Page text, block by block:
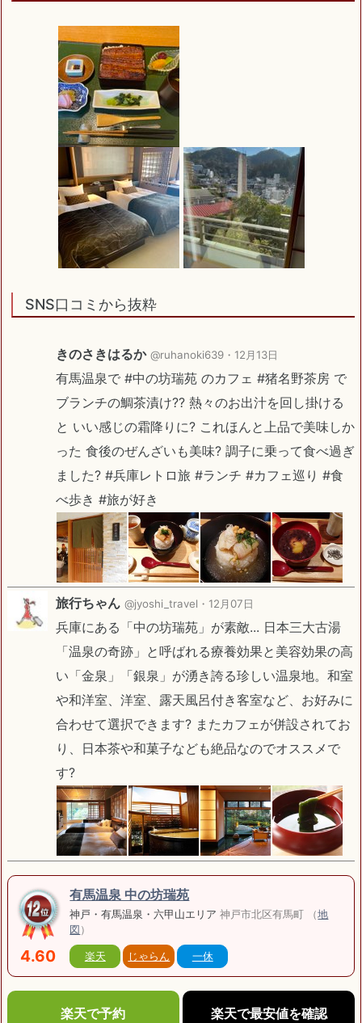
SNS口コミから抜粋
きのさきはるか @ruhanoki639・ 12月13日
有馬温泉で #中の坊瑞苑 のカフェ #猪名野茶房 で
ブランチの鯛茶漬け?? 熱々のお出汁を回し掛ける
と いい感じの霜降りに? これほんと上品で美味しか
った 食後のぜんざいも美味? 調子に乗って食べ過ぎ
ました? #兵庫レトロ旅 #ランチ #カフェ巡り #食
べ歩き #旅が好き
旅行ちゃん @jyoshi_travel・ 12月07日
兵庫にある「中の坊瑞苑」が素敵... 日本三大古湯
「温泉の奇跡」と呼ばれる療養効果と美容効果の高
い「金泉」「銀泉」が湧き誇る珍しい温泉地。和室
や和洋室、洋室、露天風呂付き客室など、お好みに
合わせて選択できます? またカフェが併設されてお
り、日本茶や和菓子なども絶品なのでオススメで
す?
4.60
有馬温泉 中の坊瑞苑
神戸・有馬温泉・六甲山エリア神戸市北区有馬町 （地
図）
楽天 じゃらん 一休
楽天で予約 楽天で最安値を確認